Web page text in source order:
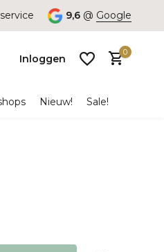
9,6 @ Google
Inloggen
0
Nieuw! Sale!